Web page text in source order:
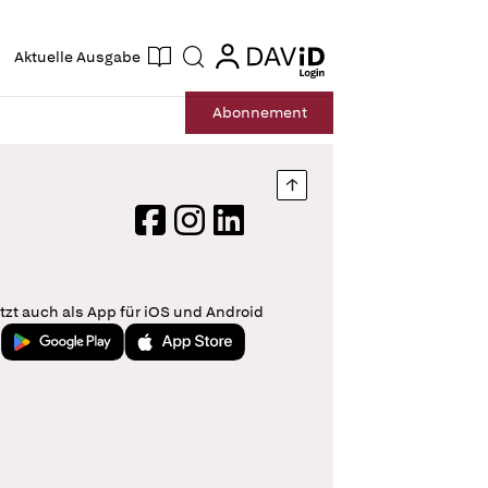
Aktuelle Ausgabe Suche login
login
Abonnement
Nach oben springen
FacebookInstagram
LinkedIn
auch als App für iOS und Android
Jetzt bei Google PlayLaden im App Store